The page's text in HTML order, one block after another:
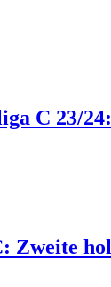
C 23/
Zweite